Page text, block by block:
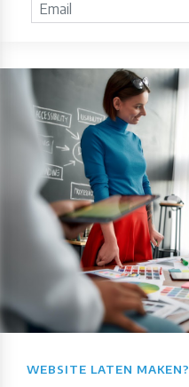
WEBSITE LATEN MAKEN?​​​​​​​​​​​​​​